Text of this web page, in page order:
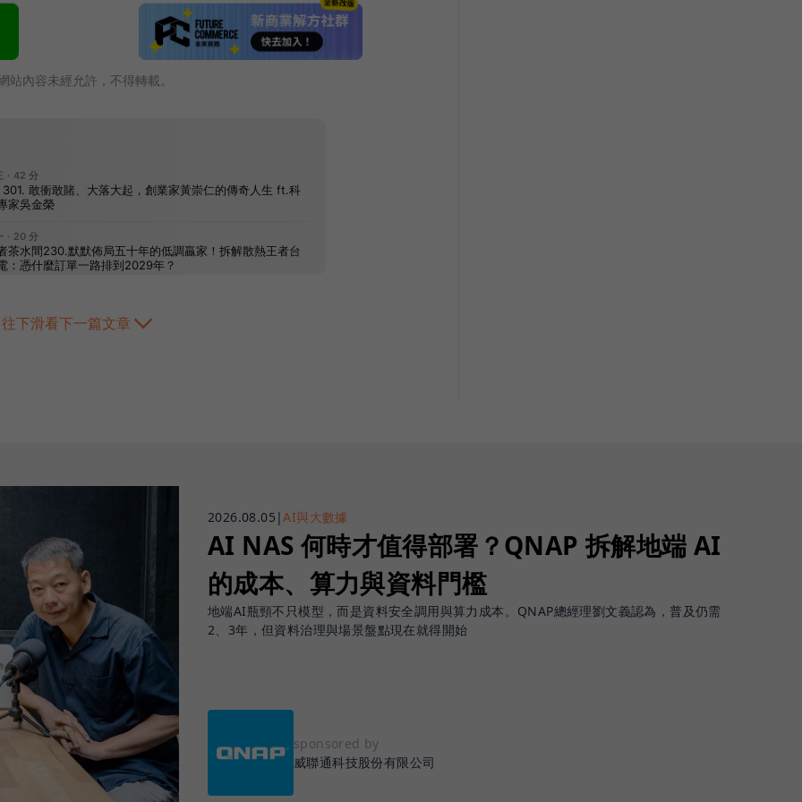
站內容未經允許，不得轉載。
往下滑看下一篇文章
2026.08.05 |AI與大數據
AI NAS 何時才值得部署？QNAP 拆解地端 AI
的成本、算力與資料門檻
地端AI瓶頸不只模型，而是資料安全調用與算力成本。QNAP總經理劉文義認為，普及仍需
2、3年，但資料治理與場景盤點現在就得開始
sponsored by
威聯通科技股份有限公司